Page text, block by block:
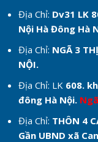
Địa Chỉ: Dv31 LK
Nội Hà Đông Hà
Địa Chỉ: NGÃ 3
NỘI.
Địa Chỉ: LK 608.
đông Hà Nội.
Địa Chỉ: THÔN 4
Gần UBND xã